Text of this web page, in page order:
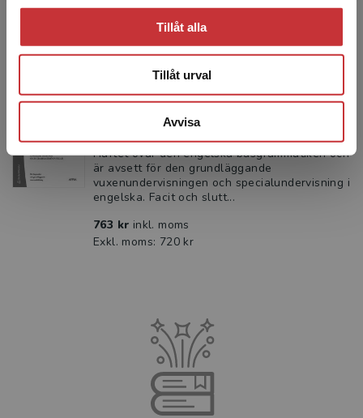
Tillåt alla
Tillåt urval
Avvisa
inkl. moms
Exkl. moms: 2 375 kr
Check Your English Grammar (10-
Häftet övar den engelska basgrammatiken och
är avsett för den grundläggande
vuxenundervisningen och specialundervisning i
engelska. Facit och slutt...
763 kr inkl. moms
Exkl. moms: 720 kr